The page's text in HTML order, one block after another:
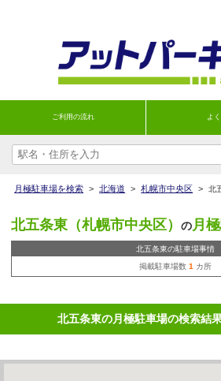
ご利用の流れ よ
月極駐車場を検索 > 北海道 > 札幌市中央区 > 北
北五条東（札幌市中央区） の月
北五条東の駐車場事情
掲載駐車場数 1 カ所
北五条東の月極駐車場の検索結